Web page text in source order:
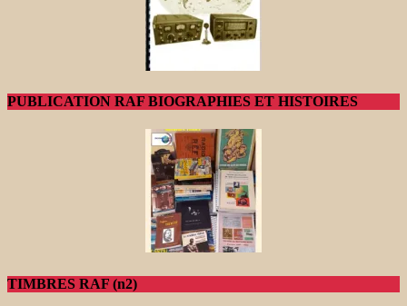
PUBLICATION RAF BIOGRAPHIES ET HISTOIRES
TIMBRES RAF (n2)